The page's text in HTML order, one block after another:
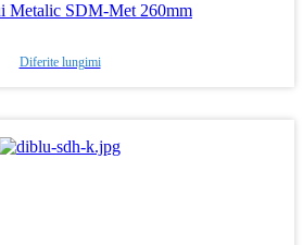
Metalic SDM-Met 260mm
Diferite lungimi